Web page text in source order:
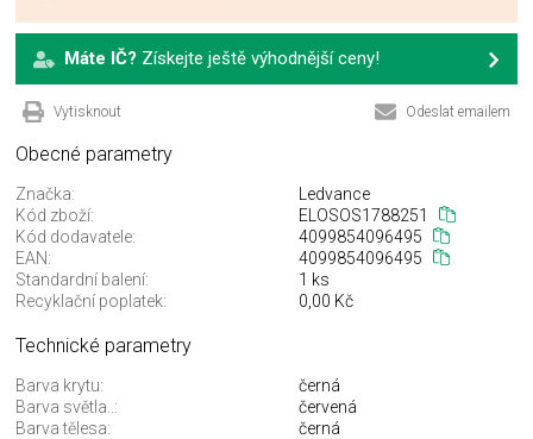
Máte IČ? Získejte ještě výhodnější ceny!
Vytisknout Odeslat emailem
Obecné parametry
Značka:
Ledvance
Kód zboží:
ELOSOS1788251
Kód dodavatele:
4099854096495
EAN:
4099854096495
Standardní balení:
1 ks
Recyklační poplatek:
0,00 Kč
Technické parametry
Barva krytu:
černá
Barva světla..:
červená
Barva tělesa:
černá